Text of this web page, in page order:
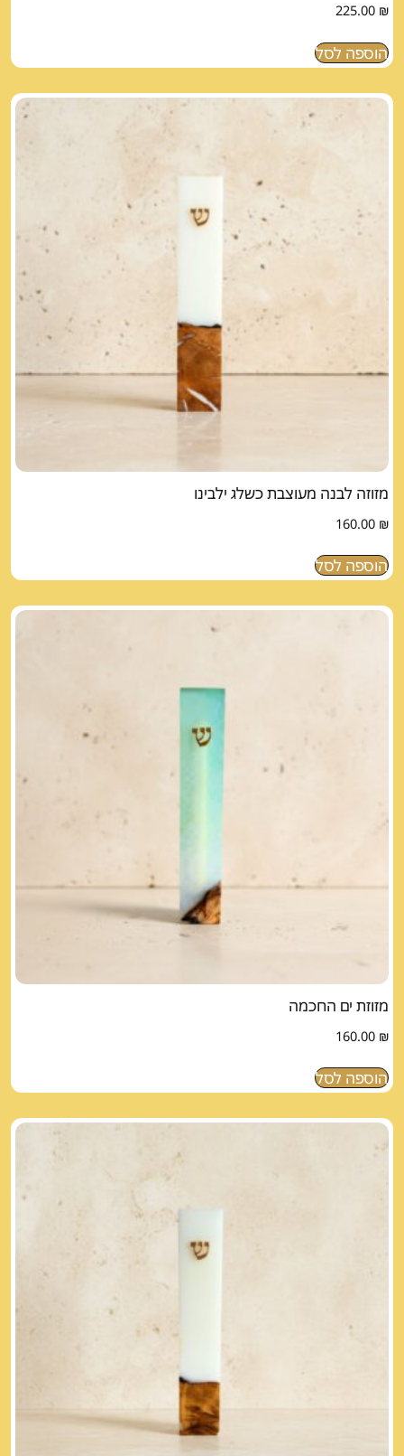
225.00 ₪
הוספה לסל
מזוזה לבנה מעוצבת כשלג ילבינו
160.00 ₪
הוספה לסל
מזוזת ים החכמה
160.00 ₪
הוספה לסל